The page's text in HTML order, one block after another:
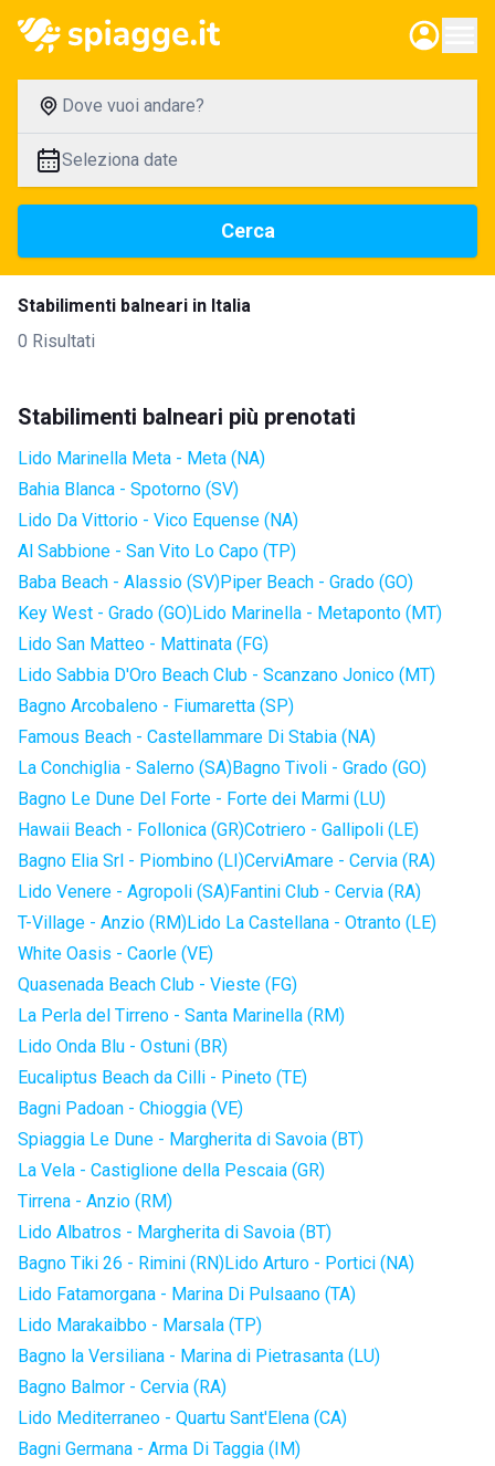
Dove vuoi andare?
Seleziona date
Cerca
Stabilimenti balneari in Italia
0 Risultati
Stabilimenti balneari più prenotati
Lido Marinella Meta - Meta (NA)
Bahia Blanca - Spotorno (SV)
Lido Da Vittorio - Vico Equense (NA)
Al Sabbione - San Vito Lo Capo (TP)
Baba Beach - Alassio (SV)Piper Beach - Grado (GO)
Key West - Grado (GO)Lido Marinella - Metaponto (MT)
Lido San Matteo - Mattinata (FG)
Lido Sabbia D'Oro Beach Club - Scanzano Jonico (MT)
Bagno Arcobaleno - Fiumaretta (SP)
Famous Beach - Castellammare Di Stabia (NA)
La Conchiglia - Salerno (SA)Bagno Tivoli - Grado (GO)
Bagno Le Dune Del Forte - Forte dei Marmi (LU)
Hawaii Beach - Follonica (GR)Cotriero - Gallipoli (LE)
Bagno Elia Srl - Piombino (LI)CerviAmare - Cervia (RA)
Lido Venere - Agropoli (SA)Fantini Club - Cervia (RA)
T-Village - Anzio (RM)Lido La Castellana - Otranto (LE)
White Oasis - Caorle (VE)
Quasenada Beach Club - Vieste (FG)
La Perla del Tirreno - Santa Marinella (RM)
Lido Onda Blu - Ostuni (BR)
Eucaliptus Beach da Cilli - Pineto (TE)
Bagni Padoan - Chioggia (VE)
Spiaggia Le Dune - Margherita di Savoia (BT)
La Vela - Castiglione della Pescaia (GR)
Tirrena - Anzio (RM)
Lido Albatros - Margherita di Savoia (BT)
Bagno Tiki 26 - Rimini (RN)Lido Arturo - Portici (NA)
Lido Fatamorgana - Marina Di Pulsaano (TA)
Lido Marakaibbo - Marsala (TP)
Bagno la Versiliana - Marina di Pietrasanta (LU)
Bagno Balmor - Cervia (RA)
Lido Mediterraneo - Quartu Sant'Elena (CA)
Bagni Germana - Arma Di Taggia (IM)